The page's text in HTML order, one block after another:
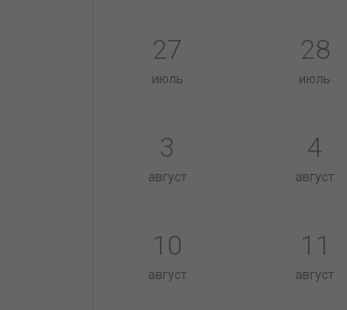
27
июль
28
июль
3
август
4
август
10
август
11
август